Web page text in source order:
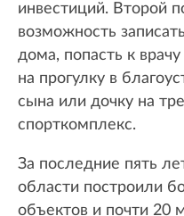
инвестиций. Второй
возможность
дома, попасть к
на прогулку в
сына или дочку на
спорткомплекс.
За последние пять
области построили
объектов и почти 20